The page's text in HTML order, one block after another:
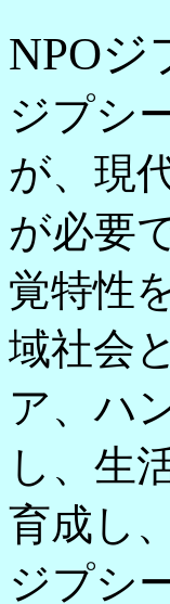
NPOジ
ジプシ
が、現
が必要
覚特性
域社会
ア、ハ
し、生
育成し
ジプシ